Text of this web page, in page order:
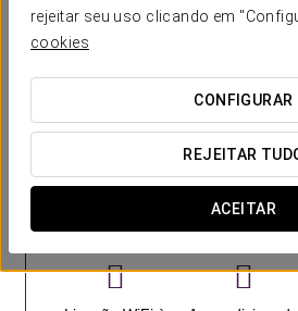
rejeitar seu uso clicando em
cookies
CONFIGURAR
REJEITAR
ACEITAR
Para além disso, a sua decoração e
proporcionam o estilo e calidez que
SERVIÇOS EM
Quartos